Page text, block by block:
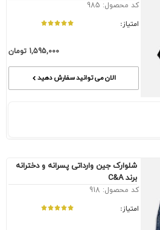
کد محصول: 985
امتیاز:
1,595,000 تومان
الان می توانید سفارش دهید
شلوارک جین وارداتی پسرانه و دخترانه
برند C&A
کد محصول: 918
امتیاز: